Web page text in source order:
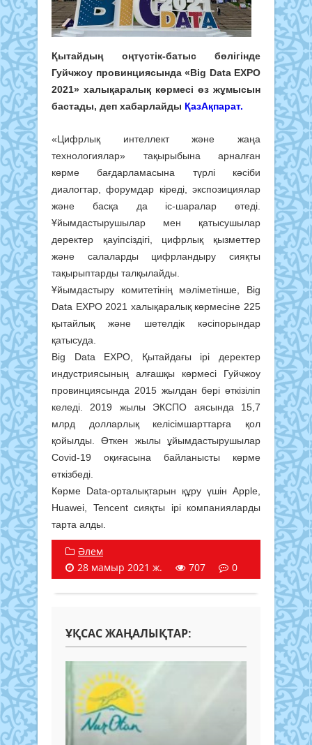
Қытайдың оңтүстік-батыс бөлігінде
Гуйчжоу провинциясында «Big Data EXPO
2021» халықаралық көрмесі өз жұмысын
бастады, деп хабарлайды ҚазАқпарат.
«Цифрлық интеллект және жаңа
технологиялар» тақырыбына арналған
көрме бағдарламасына түрлі кәсіби
диалогтар, форумдар кіреді, экспозициялар
және басқа да іс-шаралар өтеді.
Ұйымдастырушылар мен қатысушылар
деректер қауіпсіздігі, цифрлық қызметтер
және салаларды цифрландыру сияқты
тақырыптарды талқылайды.
Ұйымдастыру комитетінің мәліметінше, Big
Data EXPO 2021 халықаралық көрмесіне 225
қытайлық және шетелдік кәсіпорындар
қатысуда.
Big Data EXPO, Қытайдағы ірі деректер
индустриясының алғашқы көрмесі Гуйчжоу
провинциясында 2015 жылдан бері өткізіліп
келеді. 2019 жылы ЭКСПО аясында 15,7
млрд долларлық келісімшарттарға қол
қойылды. Өткен жылы ұйымдастырушылар
Covid-19 оқиғасына байланысты көрме
өткізбеді.
Көрме Data-орталықтарын құру үшін Apple,
Huawei, Tencent сияқты ірі компанияларды
тарта алды.
Әлем
28 мамыр 2021 ж.
707 0
ҰҚСАС ЖАҢАЛЫҚТАР: